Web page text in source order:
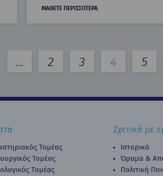
ΜΑΘΕΤΕ ΠΕΡΙΣΣΟΤΕΡΑ
... 2 3 4 5
Τομέας
Τομέας
Τομέας
Σχετικά με
Ιστορικό
Όραμα &
Πολιτική